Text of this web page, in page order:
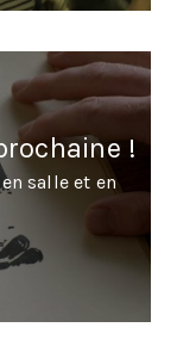
!
salle et en